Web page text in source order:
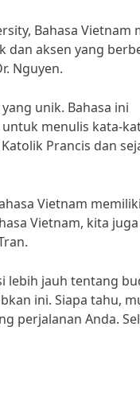
Bahasa Vietnam
dan aksen yang
Nguyen.
unik. Bahasa ini
menulis kata-
Prancis dan
Vietnam memiliki
Vietnam, kita
lebih jauh tentang
ini. Siapa tahu,
perjalanan Anda.